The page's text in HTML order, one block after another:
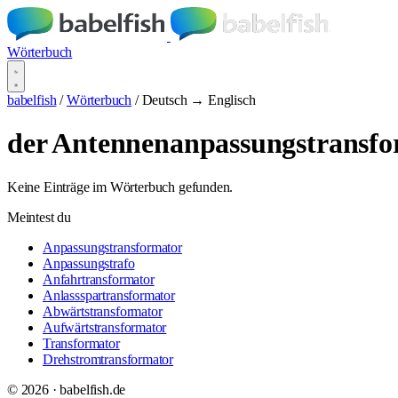
Wörterbuch
babelfish / Wörterbuch / Deutsch → Englisch
der
Keine Einträge im Wörterbuch gefunden.
Meintest du
Anpassungstransformator
Anpassungstrafo
Anfahrtransformator
Anlassspartransformator
Abwärtstransformator
Aufwärtstransformator
Transformator
Drehstromtransformator
© 2026 · babelfish.de